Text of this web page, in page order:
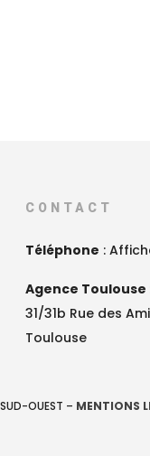
CONTACT
Téléphone :
Agence Toulouse
31/31b Rue des
Toulouse
OUEST – MENTIONS